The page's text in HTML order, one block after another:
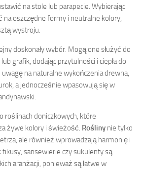
na stole lub parapecie. Wybierając
na oszczędne formy i neutralne kolory,
wystroju.
doskonały wybór. Mogą one służyć do
grafik, dodając przytulności i ciepła do
na naturalne wykończenia drewna,
a jednocześnie wpasowują się w
roślinach doniczkowych, które
żywe kolory i świeżość. Rośliny nie tylko
ale również wprowadzają harmonię i
fikusy, sansewierie czy sukulenty są
aranżacji, ponieważ są łatwe w